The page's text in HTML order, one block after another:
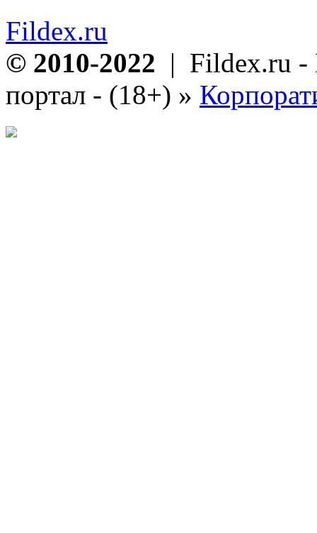
Fildex.ru
© 2010-2022 | Fildex.ru -
портал - (18+) »